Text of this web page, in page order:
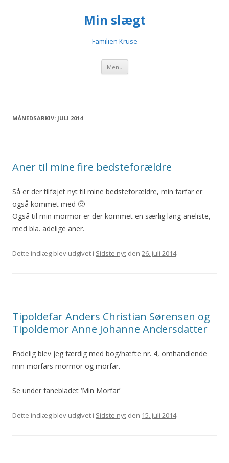
Min slægt
Familien Kruse
Menu Videre til indhold
MÅNEDSARKIV: JULI 2014
Aner til mine fire bedsteforældre
Så er der tilføjet nyt til mine bedsteforældre, min farfar er
også kommet med 🙂
Også til min mormor er der kommet en særlig lang aneliste,
med bla. adelige aner.
Dette indlæg blev udgivet i Sidste nyt den 26. juli 2014.
Tipoldefar Anders Christian Sørensen og
Tipoldemor Anne Johanne Andersdatter
Endelig blev jeg færdig med bog/hæfte nr. 4, omhandlende
min morfars mormor og morfar.
Se under fanebladet ‘Min Morfar’
Dette indlæg blev udgivet i Sidste nyt den 15. juli 2014.